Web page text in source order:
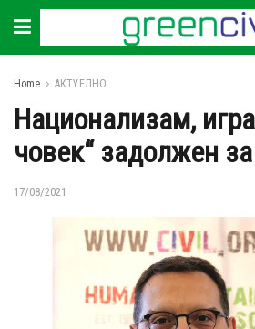
Home АКТУЕЛНО
Национализам,
човек“ задолжен
17/08/2021